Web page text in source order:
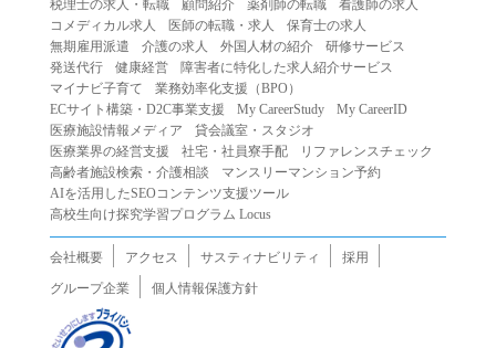
（６）営利を目的とした行為
（７）政治・選挙・宗教活動またはそれらに類する行為
（８）本サービスの運営を妨害する行為
（９）法令違反、犯罪行為、または公序良俗に反する行為
（１０）暴力的な要求行為、または法的な責任を超えた不
当な要求行為
（１１）その他当社が不適切であると判断する行為
２.当社は、前項の定めに該当する行為を行った利用者に対
の提供を停止または中断することができるものとします。
第５条（免責）
１.当社は、本サービスの利用（これらに伴う当社または第
三者の情報提供行為等を含みます）により、利用者に生じ
税理士の求人・転職
顧問紹介 薬剤師の転職
看護師の求人
コメディカル求人
医師の転職・求人
保育士の求人
無期雇用派遣
介護の求人 外国人材の紹介
研修サービス
発送代行
健康経営
障害者に特化した求人紹介サービス
マイナビ子育て
業務効率化支援（BPO）
ECサイト構築・D2C事業支援
My CareerStudy
My CareerID
医療施設情報メディア
貸会議室・スタジオ
医療業界の経営支援
社宅・社員寮手配
リファレンスチェック
高齢者施設検索・介護相談
マンスリーマンション予約
AIを活用したSEOコンテンツ支援ツール
高校生向け探究学習プログラム Locus
会社概要 アクセス サスティナビリティ
採用
グループ企業
個人情報保護方針